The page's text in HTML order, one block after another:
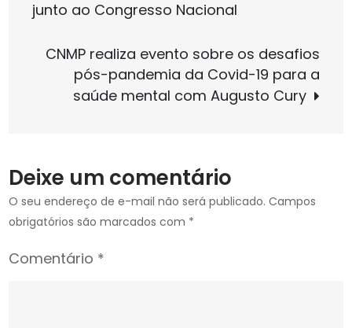
Post
junto ao Congresso Nacional
CNMP realiza evento sobre os desafios
pós-pandemia da Covid-19 para a
saúde mental com Augusto Cury
Deixe um comentário
O seu endereço de e-mail não será publicado. Campos
obrigatórios são marcados com *
Comentário *